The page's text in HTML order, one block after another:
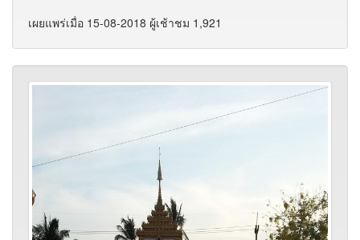
เผยแพร่เมื่อ 15-08-2018 ผู้เช้าชม 1,921